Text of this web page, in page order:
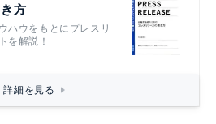
方
ハウをもとにプレスリ
を解説！
詳細を見る